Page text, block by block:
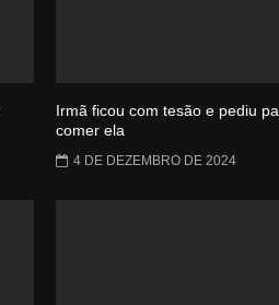
Irmã ficou com tesão e pediu
comer ela
4 DE DEZEMBRO DE 2024